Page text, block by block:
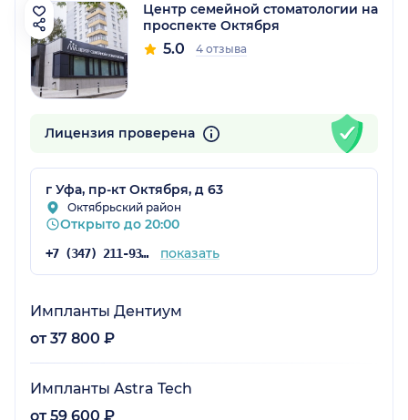
Центр семейной стоматологии на
проспекте Октября
5.0 4 отзыва
Лицензия проверена
г Уфа, пр-кт Октября, д 63
Октябрьский район
Открыто до 20:00
+7 (347) 211-93-78 показать
Импланты Дентиум
от 37 800 ₽
Импланты Astra Tech
от 59 600 ₽